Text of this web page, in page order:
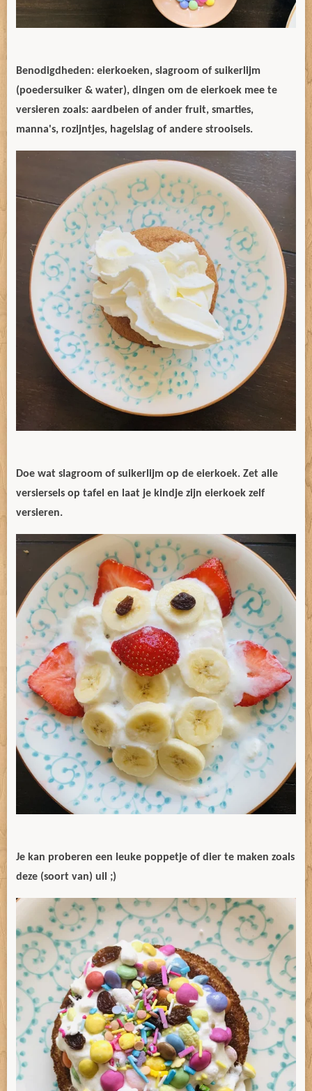
Benodigdheden: eierkoeken, slagroom of suikerlijm
(poedersuiker & water), dingen om de eierkoek mee te
versieren zoals: aardbeien of ander fruit, smarties,
manna's, rozijntjes, hagelslag of andere strooisels.
Doe wat slagroom of suikerlijm op de eierkoek. Zet alle
versiersels op tafel en laat je kindje zijn eierkoek zelf
versieren.
Je kan proberen een leuke poppetje of dier te maken zoals
deze (soort van) uil ;)